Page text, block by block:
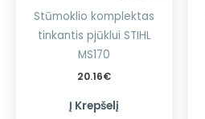
Stūmoklio komplektas
tinkantis pjūklui STIHL
MS170
20.16€
Į Krepšelį